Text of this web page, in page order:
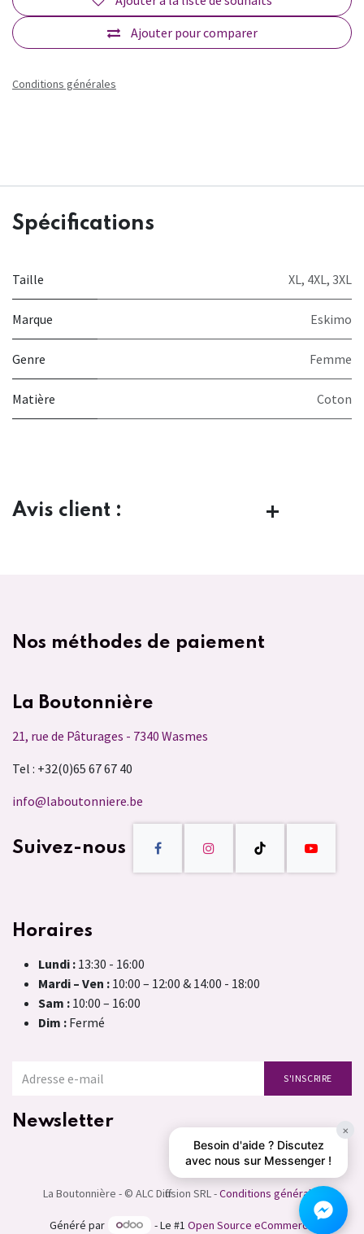
Ajouter pour comparer
Conditions générales
Spécifications
Taille XL, 4XL, 3XL
Marque Eskimo
Genre Femme
Matière Coton
Avis client :
Nos méthodes de paiement
La Boutonnière
21, rue de Pâturages - 7340 Wasmes
Tel : +32(0)65 67 67 40
info@laboutonniere.be
Suivez-nous
Horaires
Lundi : 13:30 - 16:00
Mardi – Ven : 10:00 – 12:00 & 14:00 - 18:00
Sam : 10:00 – 16:00
Dim : Fermé
S'INSCRIRE
Newsletter ×
Besoin d'aide ? Discutez
avec nous sur Messenger !
La Boutonnière - © ALC Diffusion SRL -Conditions générales
Généré par - Le #1 Open Source eCommerce